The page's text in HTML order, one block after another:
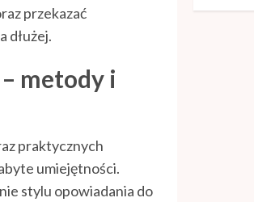
przekazać
dłużej.
metody i
praktycznych
umiejętności.
stylu opowiadania do